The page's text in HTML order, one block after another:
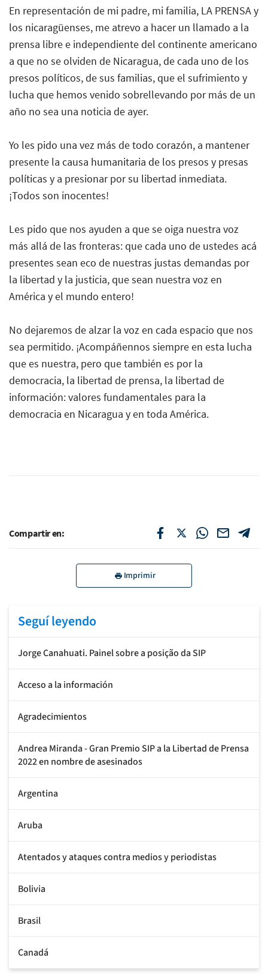
En representación de mi padre, mi familia, LA PRENSA y
los nicaragüenses, me atrevo a hacer un llamado a la
prensa libre e independiente del continente americano
a que no se olviden de Nicaragua, de cada uno de los
presos políticos, de sus familias, que el sufrimiento y
lucha que hemos venido sobrellevando por más de un
año no sea una noticia de ayer.
Yo les pido una vez más de todo corazón, a mantener
presente la causa humanitaria de los presos y presas
políticas y a presionar por su libertad inmediata.
¡Todos son inocentes!
Les pido que nos ayuden a que se oiga nuestra voz
más allá de las fronteras: que cada uno de ustedes acá
presentes sean eco de nuestras justas demandas por
la libertad y la justicia, que sean nuestra voz en
América y el mundo entero!
No dejaremos de alzar la voz en cada espacio que nos
sea permitido. ¡Acompáñennos siempre en esta lucha
que es nuestra, pero que también es por la
democracia, la libertad de prensa, la libertad de
información: valores fundamentales para la
democracia en Nicaragua y en toda América.
Compartir en:
Imprimir
Seguí leyendo
Jorge Canahuati. Painel sobre a posição da SIP
Acceso a la información
Agradecimientos
Andrea Miranda - Gran Premio SIP a la Libertad de Prensa
2022 en nombre de asesinados
Argentina
Aruba
Atentados y ataques contra medios y periodistas
Bolivia
Brasil
Canadá